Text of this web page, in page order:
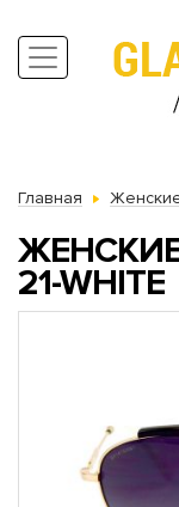
Главная
ЖЕНСКИЕ
21-WHITE